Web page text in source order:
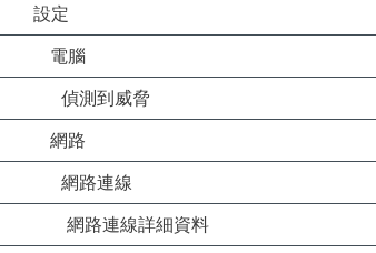
設定
電腦
偵測到威脅
網路
網路連線
網路連線詳細資料